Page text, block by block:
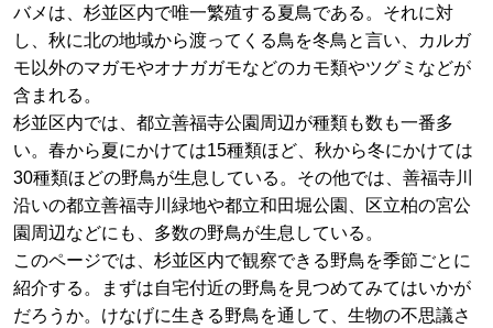
バメは、杉並区内で唯一繁殖する夏鳥である。それに対
し、秋に北の地域から渡ってくる鳥を冬鳥と言い、カルガ
モ以外のマガモやオナガガモなどのカモ類やツグミなどが
含まれる。
杉並区内では、都立善福寺公園周辺が種類も数も一番多
い。春から夏にかけては15種類ほど、秋から冬にかけては
30種類ほどの野鳥が生息している。その他では、善福寺川
沿いの都立善福寺川緑地や都立和田堀公園、区立柏の宮公
園周辺などにも、多数の野鳥が生息している。
このページでは、杉並区内で観察できる野鳥を季節ごとに
紹介する。まずは自宅付近の野鳥を見つめてみてはいかが
だろうか。けなげに生きる野鳥を通して、生物の不思議さ